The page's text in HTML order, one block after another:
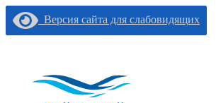
Версия сайта для слабовидящих